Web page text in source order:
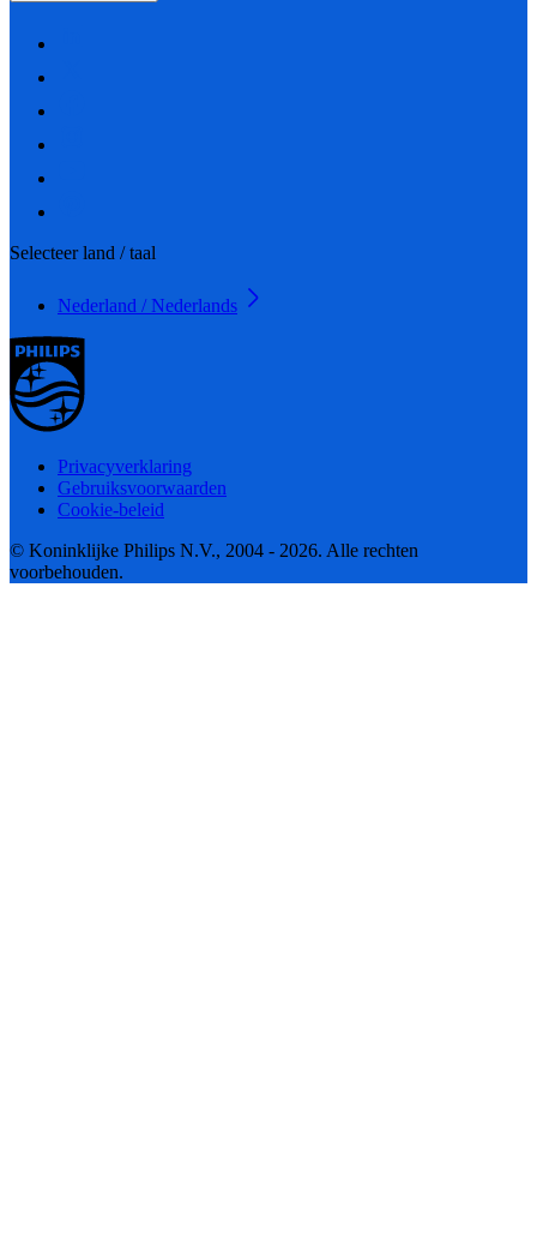
Selecteer land / taal
Nederland / Nederlands
Privacyverklaring
Gebruiksvoorwaarden
Cookie-beleid
© Koninklijke Philips N.V., 2004 - 2026. Alle rechten
voorbehouden.